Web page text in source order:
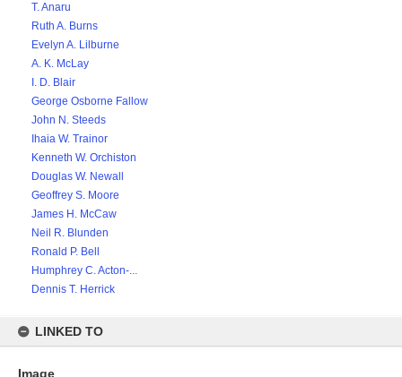
T. Anaru
Ruth A. Burns
Evelyn A. Lilburne
A. K. McLay
I. D. Blair
George Osborne Fallow
John N. Steeds
Ihaia W. Trainor
Kenneth W. Orchiston
Douglas W. Newall
Geoffrey S. Moore
James H. McCaw
Neil R. Blunden
Ronald P. Bell
Humphrey C. Acton-...
Dennis T. Herrick
LINKED TO
Image